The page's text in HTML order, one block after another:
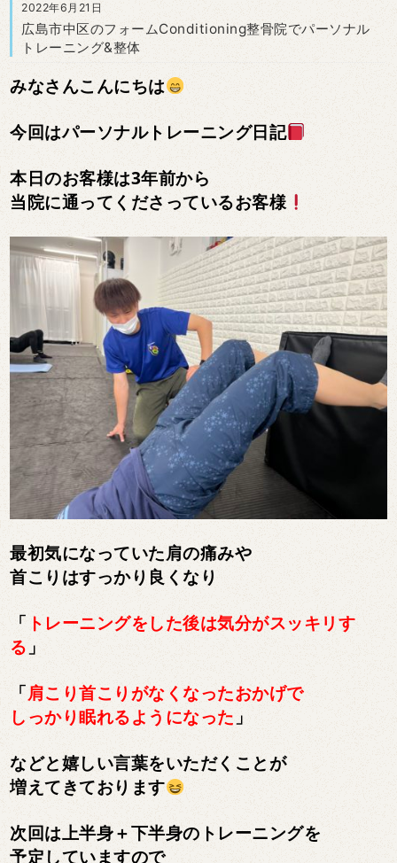
2022年6月21日
広島市中区のフォームConditioning整骨院でパーソナル
トレーニング&整体
みなさんこんにちは
今回はパーソナルトレーニング日記
本日のお客様は3年前から
当院に通ってくださっているお客様
最初気になっていた肩の痛みや
首こりはすっかり良くなり
「 トレーニングをした後は気分がスッキリす
る 」
「肩こり首こりがなくなったおかげで
しっかり眠れるようになった 」
などと嬉しい言葉をいただくことが
増えてきております
次回は上半身＋下半身のトレーニングを
予定していますので